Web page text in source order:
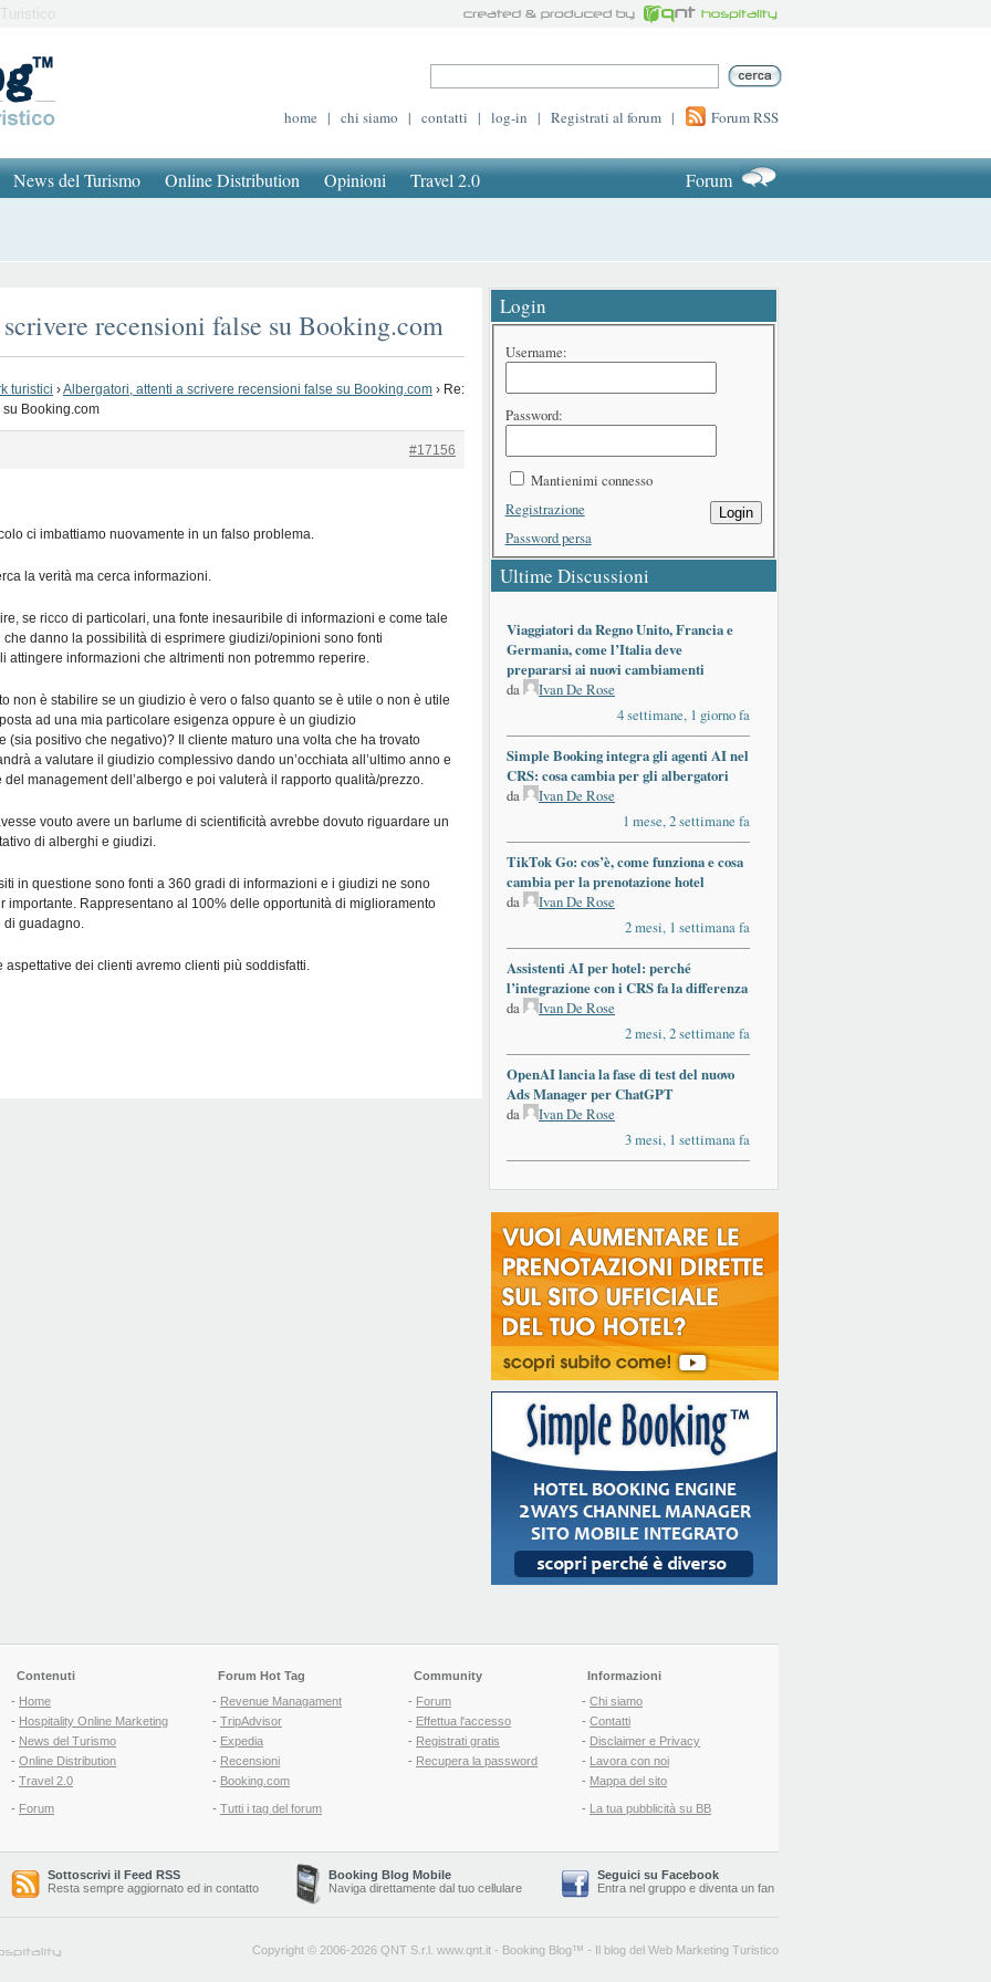
home | chi siamo | contatti | log-in | Registrati al forum | Forum RSS
News del Turismo Online Distribution Opinioni Travel 2.0 Forum
recensioni false su Booking.com
turistici ›Albergatori, attenti a scrivere recensioni false su Booking.com › Re:
Booking.com
#17156
ci imbattiamo nuovamente in un falso problema.
la verità ma cerca informazioni.
se ricco di particolari, una fonte inesauribile di informazioni e come tale
che danno la possibilità di esprimere giudizi/opinioni sono fonti
attingere informazioni che altrimenti non potremmo reperire.
non è stabilire se un giudizio è vero o falso quanto se è utile o non è utile
ad una mia particolare esigenza oppure è un giudizio
(sia positivo che negativo)? Il cliente maturo una volta che ha trovato
a valutare il giudizio complessivo dando un’occhiata all’ultimo anno e
management dell’albergo e poi valuterà il rapporto qualità/prezzo.
vouto avere un barlume di scientificità avrebbe dovuto riguardare un
di alberghi e giudizi.
in questione sono fonti a 360 gradi di informazioni e i giudizi ne sono
importante. Rappresentano al 100% delle opportunità di miglioramento
di guadagno.
aspettative dei clienti avremo clienti più soddisfatti.
Login
Username:
Password:
Mantienimi connesso
Login
Registrazione
Password persa
Ultime Discussioni
Viaggiatori da Regno Unito, Francia e
Germania, come l’Italia deve
prepararsi ai nuovi cambiamenti
da
Ivan De Rose
4 settimane, 1 giorno fa
Simple Booking integra gli agenti AI nel
CRS: cosa cambia per gli albergatori
da
Ivan De Rose
1 mese, 2 settimane fa
TikTok Go: cos’è, come funziona e cosa
cambia per la prenotazione hotel
da
Ivan De Rose
2 mesi, 1 settimana fa
Assistenti AI per hotel: perché
l’integrazione con i CRS fa la differenza
da
Ivan De Rose
2 mesi, 2 settimane fa
OpenAI lancia la fase di test del nuovo
Ads Manager per ChatGPT
da
Ivan De Rose
3 mesi, 1 settimana fa
Contenuti
- Home
- Hospitality Online Marketing
- News del Turismo
- Online Distribution
- Travel 2.0
- Forum
Forum Hot Tag
- Revenue Managament
- TripAdvisor
- Expedia
- Recensioni
- Booking.com
- Tutti i tag del forum
Community
- Forum
- Effettua l'accesso
- Registrati gratis
- Recupera la password
Informazioni
- Chi siamo
- Contatti
- Disclaimer e Privacy
- Lavora con noi
- Mappa del sito
- La tua pubblicità su BB
Sottoscrivi il Feed RSS
Resta sempre aggiornato ed in contatto
Booking Blog Mobile
Naviga direttamente dal tuo cellulare
Seguici su Facebook
Entra nel gruppo e diventa un fan
Copyright © 2006-2026 QNT S.r.l. www.qnt.it - Booking Blog™ - Il blog del Web Marketing Turistico